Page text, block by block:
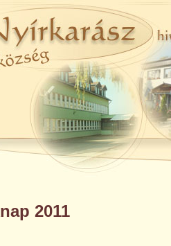
2011